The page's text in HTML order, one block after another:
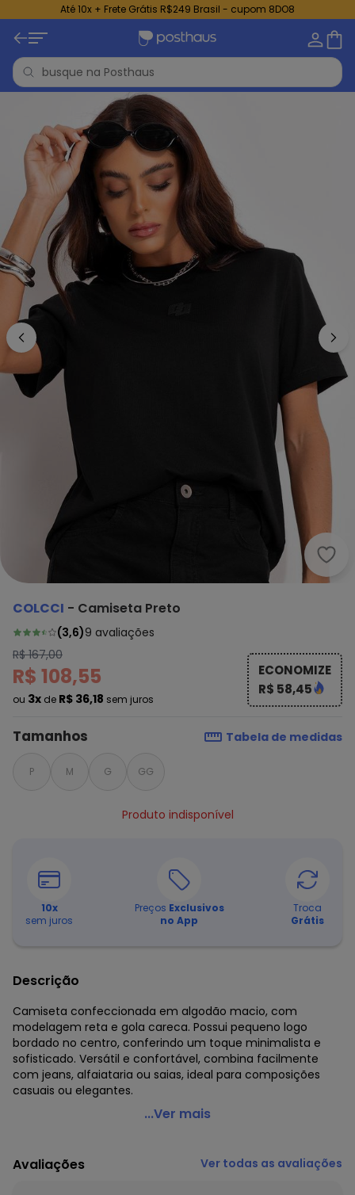
Até 10x + Frete Grátis R$249 Brasil - cupom 8DO8
COLCCI - Camiseta Preto
(3,6)9 avaliações
R$ 167,00
R$ 108,55
ou 3x de R$ 36,18 sem juros
ECONOMIZE
R$ 58,45
Tamanhos Tabela de medidas
P M G GG
Produto indisponível
10x
sem juros
Preços Exclusivos
no App
Troca
Grátis
Descrição
Camiseta confeccionada em algodão macio, com
modelagem reta e gola careca. Possui pequeno logo
bordado no centro, conferindo um toque minimalista e
sofisticado. Versátil e confortável, combina facilmente
com jeans, alfaiataria ou saias, ideal para composições
casuais ou elegantes.
Colcci - Camiseta Preto
Comprimento da Manga: Curta
Forro: Não
...Ver mais
Avaliações Ver todas as avaliações